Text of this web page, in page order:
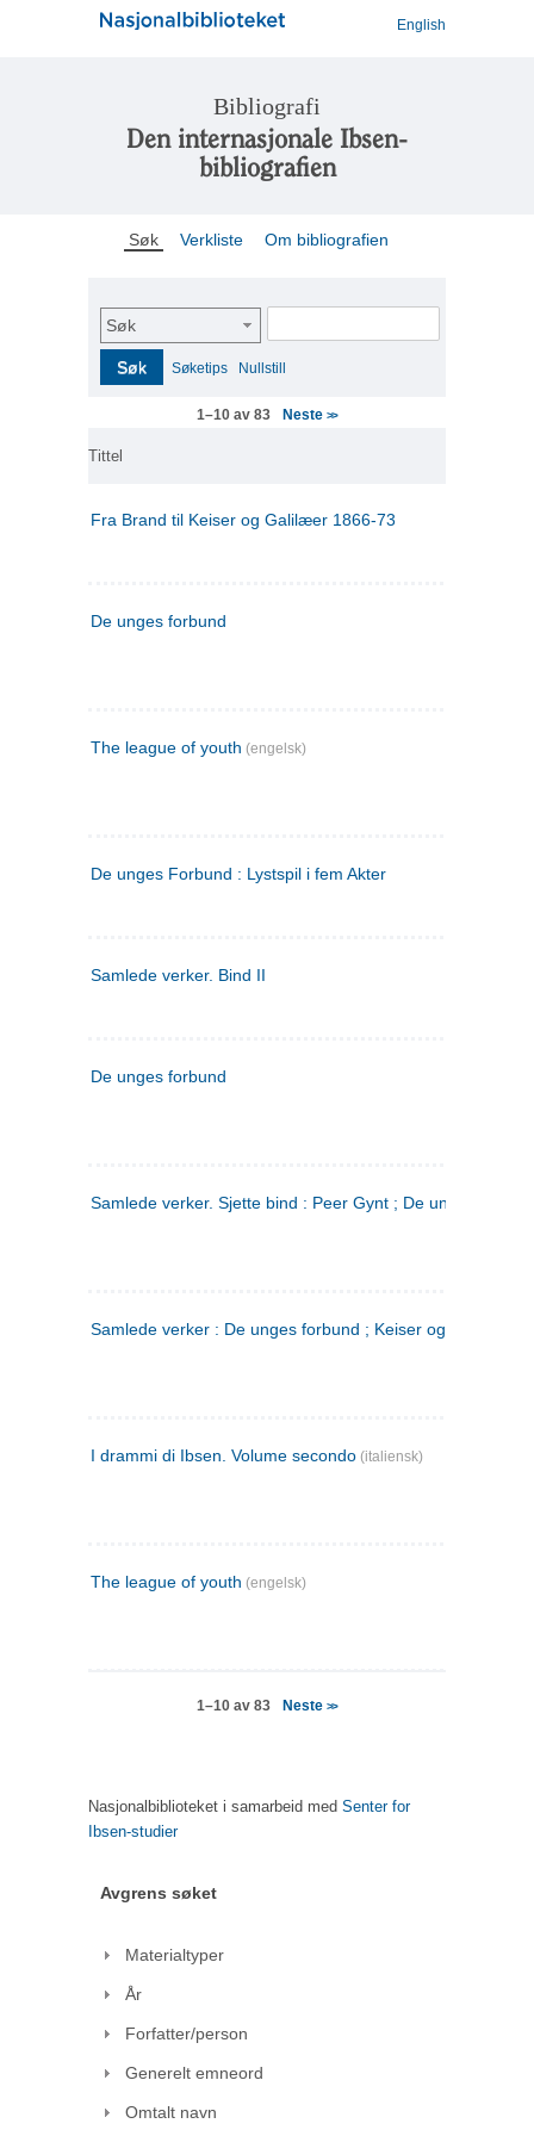
English
Bibliografi
Den internasjonale Ibsen-
bibliografien
Søk Verkliste Om bibliografien
Søk
Søk Søketips Nullstill
1–10 av 83 Neste>>
Tittel
Fra Brand til Keiser og Galilæer 1866-73
De unges forbund
The league of youth (engelsk)
De unges Forbund : Lystspil i fem Akter
Samlede verker. Bind II
De unges forbund
Samlede verker. Sjette bind : Peer Gynt ; De unges
Samlede verker : De unges forbund ; Keiser og Galilæer. 3
I drammi di Ibsen. Volume secondo (italiensk)
The league of youth (engelsk)
1–10 av 83 Neste>>
Nasjonalbiblioteket i samarbeid med Senter for
Ibsen-studier
Avgrens søket
Materialtyper
År
Forfatter/person
Generelt emneord
Omtalt navn